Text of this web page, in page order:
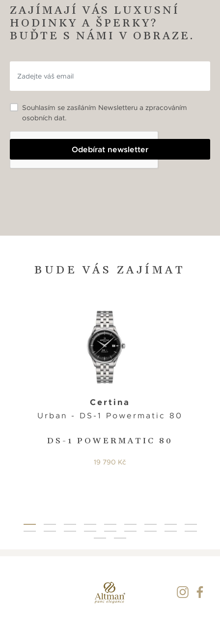
ZAJÍMAJÍ VÁS LUXUSNÍ
HODINKY A ŠPERKY?
BUĎTE S NÁMI V OBRAZE.
Odebírat newsletter
Souhlasím se zasíláním Newsletteru a zpracováním
osobních dat.
BUDE VÁS ZAJÍMAT
DS-1 POWERMATIC 80
Certina
Urban - DS-1 Powermatic 80
19 790 Kč